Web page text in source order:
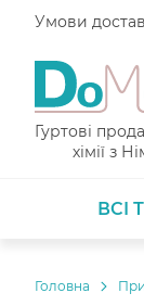
Умови
Гуртові
хімії з
ВСІ
Головнa